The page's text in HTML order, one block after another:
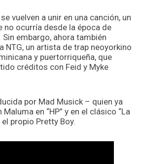
vuelven a unir en una canción, un
no ocurría desde la época de
Sin embargo, ahora también
NTG, un artista de trap neoyorkino
y puertorriqueña, que
créditos con Feid y Myke
por Mad Musick – quien ya
en “HP” y en el clásico “La
propio Pretty Boy.